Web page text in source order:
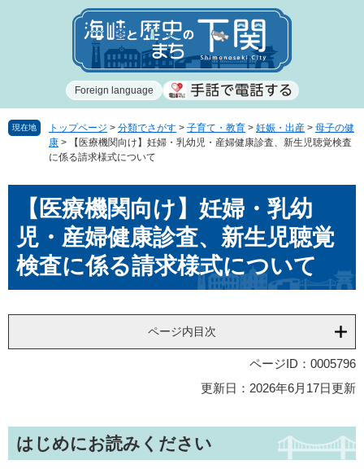
で
ば
Foreign language
現在地 トップページ > 分類でさがす > 子育て・教育 > 妊娠・出産 > 母子の健
康 >
【医療機関向け】妊婦・乳幼児・産婦健康診査、新生児聴覚検査
に係る請求様式について
【医療機関向け】妊婦・乳幼
児・産婦健康診査、新生児聴覚
検査に係る請求様式について
ページ内目次
ページID：0005796
更新日：2026年6月17日更新
はじめにお読みください